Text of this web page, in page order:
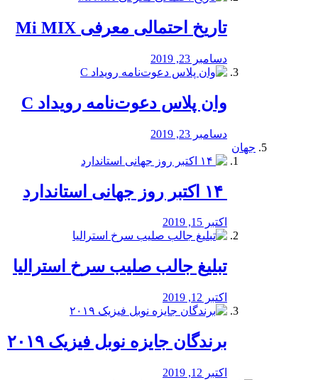
تاریخ احتمالی معرفی Mi MIX
دسامبر 23, 2019
وان پلاس دعوت‌نامه رویداد C
دسامبر 23, 2019
جهان
اکتبر 15, 2019
تبلیغ جالب صلیب سرخ استرالیا
اکتبر 12, 2019
برندگان جایزه نوبل فیزیک ۲۰۱۹
اکتبر 12, 2019